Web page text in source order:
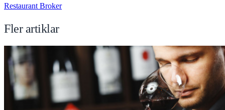
Restaurant Broker
Fler artiklar